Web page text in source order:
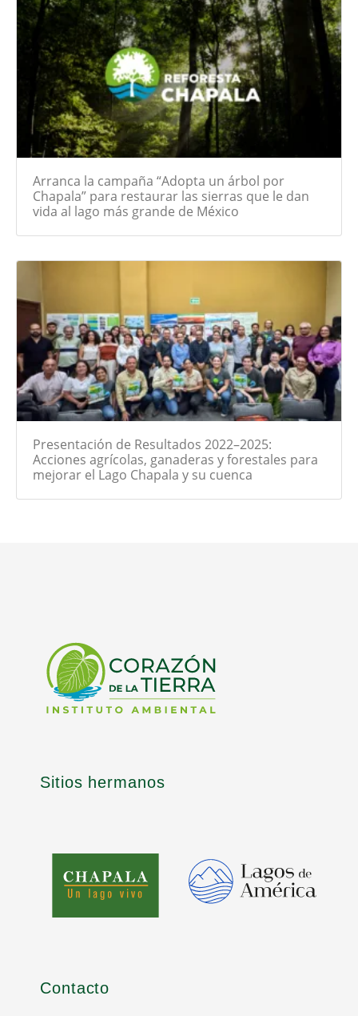
Arranca la campaña “Adopta un árbol por
Chapala” para restaurar las sierras que le dan
vida al lago más grande de México
Presentación de Resultados 2022–2025:
Acciones agrícolas, ganaderas y forestales para
mejorar el Lago Chapala y su cuenca
Sitios hermanos
Contacto